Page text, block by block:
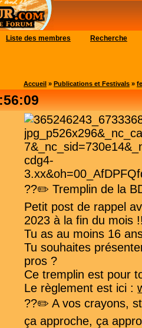
Liste des membres Recherche
Accueil » Publications et Festivals »
??✏️ Tremplin de la
Petit post de rappel
2023 à la fin du mois
Tu as au moins 16
Tu souhaites
pros ?
Ce tremplin est pour
Le règlement est ici :
??✏️ A vos crayons,
ça approche, ça